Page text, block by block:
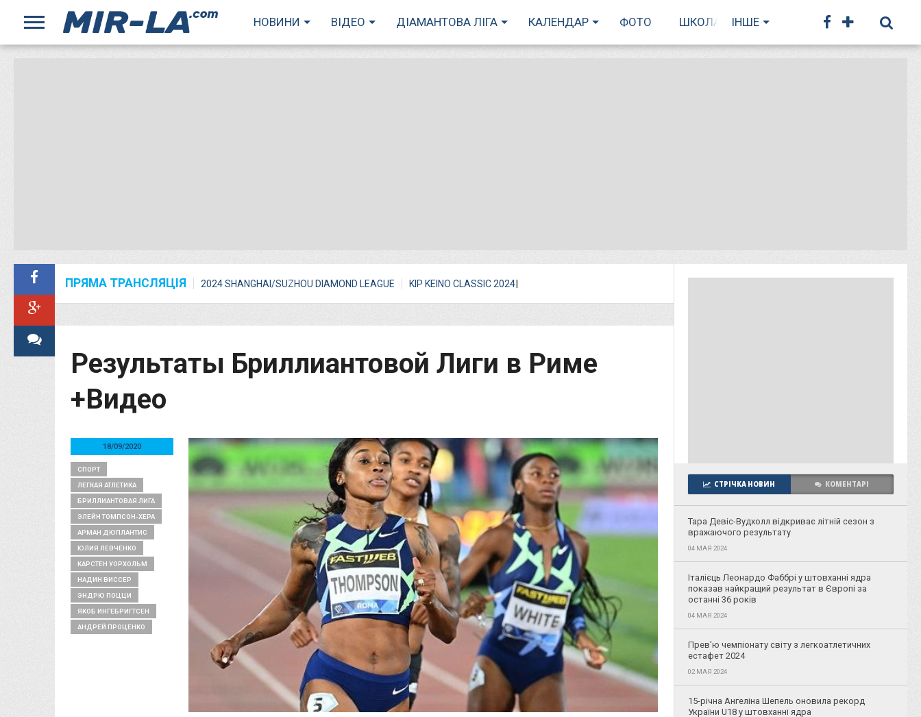
НОВИНИ ВІДЕО ДІАМАНТОВА ЛІГА КАЛЕНДАР ФОТО ШКОЛА БІГУ
ІНШЕ
ПРЯМА ТРАНСЛЯЦІЯ 2024 SHANGHAI/SUZHOU DIAMOND LEAGUE I
KIP KEINO CLASSIC 2024
Результаты Бриллиантовой Лиги в Риме
+Видео
18/09/2020
СПОРТ
ЛЕГКАЯ АТЛЕТИКА
БРИЛЛИАНТОВАЯ ЛИГА
ЭЛЕЙН ТОМПСОН-ХЕРА
АРМАН ДЮПЛАНТИС
ЮЛИЯ ЛЕВЧЕНКО
КАРСТЕН УОРХОЛЬМ
НАДИН ВИССЕР
ЭНДРЮ ПОЦЦИ
ЯКОБ ИНГЕБРИГТСЕН
АНДРЕЙ ПРОЦЕНКО
СТРІЧКА НОВИН КОМЕНТАРІ
Тара Девіс-Вудхолл відкриває літній сезон з
вражаючого результату
04 МАЯ 2024
Італієць Леонардо Фаббрі у штовханні ядра
показав найкращий результат в Європі за
останні 36 років
04 МАЯ 2024
Прев'ю чемпіонату світу з легкоатлетичних
естафет 2024
02 МАЯ 2024
15-річна Ангеліна Шепель оновила рекорд
України U18 у штовханні ядра